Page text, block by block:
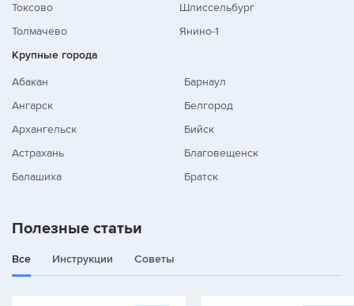
Токсово
Толмачево
Шлиссельбург
Янино-1
Крупные города
Абакан
Ангарск
Архангельск
Астрахань
Балашиха
Барнаул
Белгород
Бийск
Благовещенск
Братск
Полезные статьи
Все Инструкции Советы